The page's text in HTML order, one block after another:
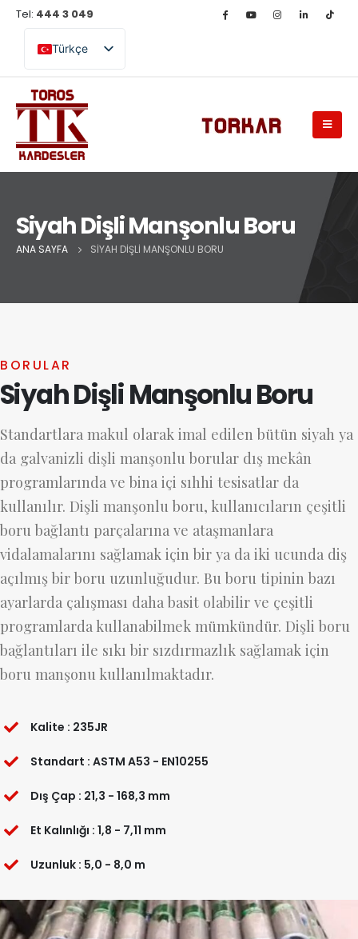
Tel: 444 3 049
Türkçe
English (UK)
Siyah Dişli Manşonlu Boru
ANA SAYFA SIYAH DIŞLI MANŞONLU BORU
BORULAR
Siyah Dişli Manşonlu Boru
Standartlara makul olarak imal edilen bütün siyah ya
da galvanizli dişli manşonlu borular dış mekân
programlarında ve bina içi sıhhi tesisatlar da
kullanılır. Dişli manşonlu boru, kullanıcıların çeşitli
boru bağlantı parçalarına ve ataşmanlara
vidalamalarını sağlamak için bir ya da iki ucunda diş
açılmış bir boru uzunluğudur. Bu boru tipinin bazı
ayarlarda çalışması daha basit olabilir ve çeşitli
programlarda kullanabilmek mümkündür. Dişli boru
bağlantıları ile sıkı bir sızdırmazlık sağlamak için
boru manşonu kullanılmaktadır.
Kalite : 235JR
Standart : ASTM A53 - EN10255
Dış Çap : 21,3 - 168,3 mm
Et Kalınlığı : 1,8 - 7,11 mm
Uzunluk : 5,0 - 8,0 m